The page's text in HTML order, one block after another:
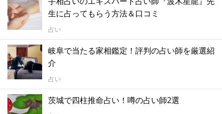
生に占ってもらう方法＆口コミ
占い
岐阜で当たる家相鑑定！評判の占い師を厳選紹
介
占い
茨城で四柱推命占い！噂の占い師2選